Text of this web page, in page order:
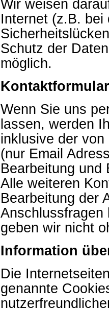
Wir weisen
Internet (z.B. bei
Schutz der
möglich.
Kontaktformular
Wenn Sie uns
lassen, werden
inklusive der
(nur Email
Bearbeitung und
Alle weiteren
Bearbeitung der
Anschlussfragen
geben wir nicht
Information
Die
genannte